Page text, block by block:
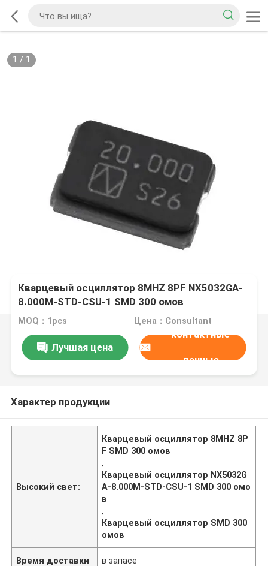
1 / 1
Кварцевый осциллятор 8MHZ 8PF NX5032GA-
8.000M-STD-CSU-1 SMD 300 омов
MOQ：1pcs Цена：Consultant
Лучшая цена
контактные
данные
Характер продукции
Высокий свет:
Кварцевый осциллятор 8MHZ 8P
F SMD 300 омов
,
Кварцевый осциллятор NX5032G
A-8.000M-STD-CSU-1 SMD 300 омо
в
,
Кварцевый осциллятор SMD 300
омов
Время доставки в запасе